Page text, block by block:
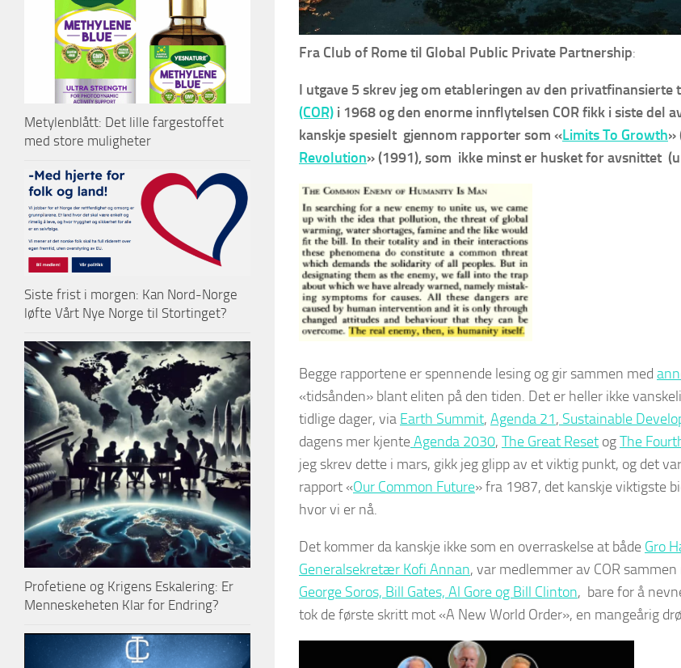
Fra Club of Rome til Global Public Private Partnership:
I utgave 5 skrev jeg om etableringen av den privatfinansierte
(COR) i 1968 og den enorme innflytelsen COR fikk i siste del
kanskje spesielt gjennom rapporter som «Limits To Growth»
Revolution» (1991), som ikke minst er husket for avsnittet
Begge rapportene er spennende lesing og gir sammen med
«tidsånden» blant eliten på den tiden. Det er heller ikke
tidlige dager, via Earth Summit, Agenda 21, Sustainable
dagens mer kjenteAgenda 2030, The Great Reset ogThe
jeg skrev dette i mars, gikk jeg glipp av et viktig punkt, og det var
rapport «Our Common Future» fra 1987, det kanskje viktigste
hvor vi er nå.
Det kommer da kanskje ikke som en overraskelse at både Gro
Generalsekretær Kofi Annan, var medlemmer av COR sammen
George Soros, Bill Gates, Al Gore og Bill Clinton, bare for å
tok de første skritt mot «A New World Order», en mangeårig
Metylenblått: Det lille fargestoffet
med store muligheter
Siste frist i morgen: Kan Nord-Norge
løfte Vårt Nye Norge til Stortinget?
Profetiene og Krigens Eskalering: Er
Menneskeheten Klar for Endring?